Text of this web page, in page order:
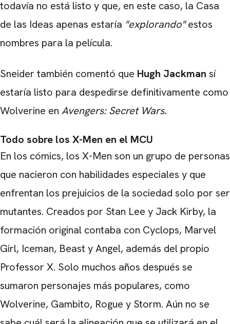
todavía no está listo y que, en este caso, la Casa
de las Ideas apenas estaría "explorando"estos
nombres para la película.
Sneider también comentó que Hugh Jackman sí
estaría listo para despedirse definitivamente como
Wolverine en Avengers: Secret Wars.
Todo sobre los X-Men en el MCU
En los cómics, los X-Men son un grupo de personas
que nacieron con habilidades especiales y que
enfrentan los prejuicios de la sociedad solo por ser
mutantes. Creados por Stan Lee y Jack Kirby, la
formación original contaba con Cyclops, Marvel
Girl, Iceman, Beast y Angel, además del propio
Professor X. Solo muchos años después se
sumaron personajes más populares, como
Wolverine, Gambito, Rogue y Storm. Aún no se
CARREGANDO PUBLICIDADE